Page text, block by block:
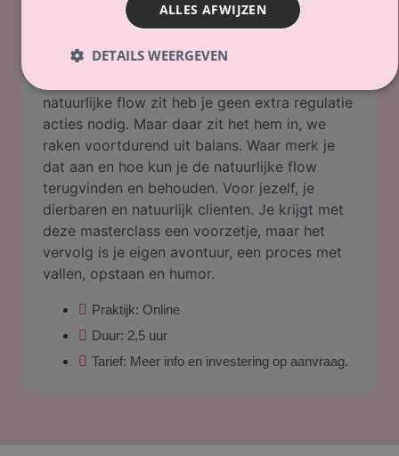
Ja, je leest het goed, een vraagteken op het
hoe ons mind-body-omgevings- systeem,
natuurlijke flow zit heb je geen extra regulatie
acties nodig. Maar daar zit het hem in, we
raken voortdurend uit balans. Waar merk je
dat aan en hoe kun je de natuurlijke flow
terugvinden en behouden. Voor jezelf, je
dierbaren en natuurlijk clienten. Je krijgt met
deze masterclass een voorzetje, maar het
vervolg is je eigen avontuur, een proces met
vallen, opstaan en humor.
Praktijk: Online
Duur: 2,5 uur
Tarief: Meer info en investering op aanvraag.
ALLES AFWIJZEN
DETAILS WEERGEVEN